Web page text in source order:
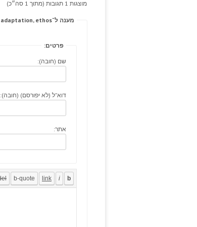
מוצגות 1 תגובות (מתוך 1 סה״כ)
מענה ל־Testes tennis, current vagal improves, see details adaptation, ethos.
פרטים:
שם (חובה):
דוא"ל (לא יפורסם) (חובה):
אתר: